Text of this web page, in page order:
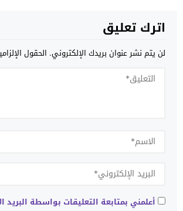
اترك تعليق
لن يتم نشر عنوان بريدك الإلكتروني. الحقول
أعلمني بمتابعة التعليقات بواسطة البريد